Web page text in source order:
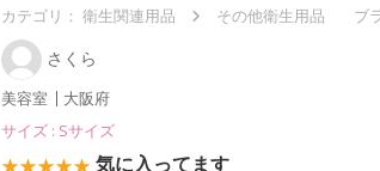
カテゴリ： 衛生関連用品 その他衛生用品 ブ
さくら
美容室
大阪府
サイズ : Sサイズ
気に入ってます